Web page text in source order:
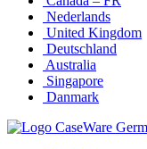
Nederlands
United Kingdom
Deutschland
Australia
Singapore
Danmark